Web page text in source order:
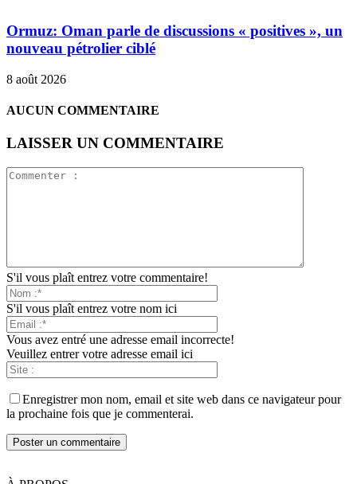
Ormuz: Oman parle de discussions « positives », un
nouveau pétrolier ciblé
8 août 2026
AUCUN COMMENTAIRE
LAISSER UN COMMENTAIRE
S'il vous plaît entrez votre commentaire!
S'il vous plaît entrez votre nom ici
Vous avez entré une adresse email incorrecte!
Veuillez entrer votre adresse email ici
Enregistrer mon nom, email et site web dans ce navigateur pour
la prochaine fois que je commenterai.